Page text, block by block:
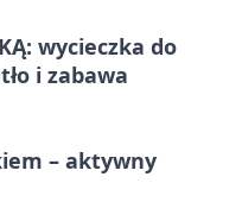
wycieczka do
i zabawa
– aktywny